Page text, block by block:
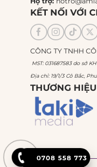
KẾT NỐI VỚI
CÔNG TY TNHH
MST: 031687583 do sở
Địa chỉ: 19/1/3 Cô Bắc,
THƯƠNG
0708 558 773